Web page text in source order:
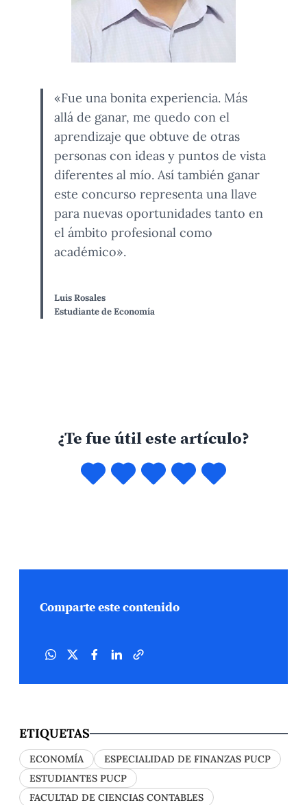
«Fue una bonita experiencia. Más
allá de ganar, me quedo con el
aprendizaje que obtuve de otras
personas con ideas y puntos de vista
diferentes al mío. Así también ganar
este concurso representa una llave
para nuevas oportunidades tanto en
el ámbito profesional como
académico».
Luis Rosales
Estudiante de Economía
¿Te fue útil este artículo?
Comparte este contenido
ETIQUETAS
ECONOMÍA
ESPECIALIDAD DE FINANZAS PUCP
ESTUDIANTES PUCP
FACULTAD DE CIENCIAS CONTABLES